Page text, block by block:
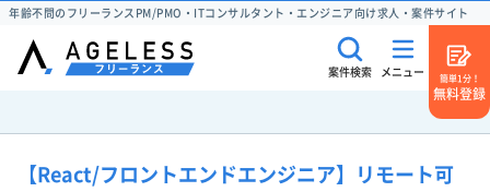
年齢不問のフリーランスPM/PMO・ITコンサルタント・エンジニア向け求人・案件サイト
案件検索 メニュー
簡単1分！
無料登録
【React/フロントエンドエンジニア】リモート可